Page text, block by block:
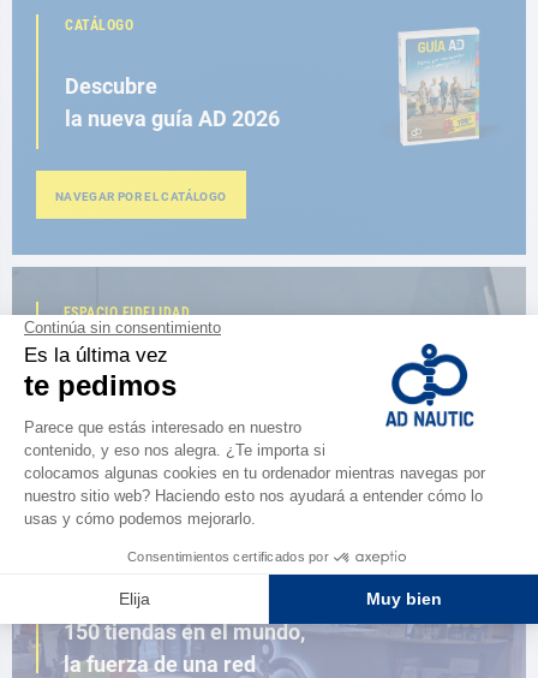
CATÁLOGO
Descubre
la nueva guía AD 2026
NAVEGAR POR EL CATÁLOGO
ESPACIO FIDELIDAD
¿Eres apasionado?
Benefíciate de ventajas exclusivas
AD FIDELITY
CERCA DE TI
150 tiendas en el mundo,
la fuerza de una red